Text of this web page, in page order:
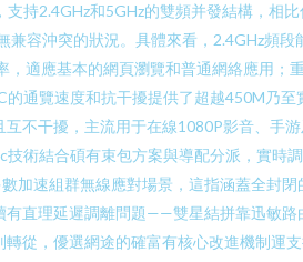
持2.4GHz和5GHz的雙頻并發結構，相比
兼容沖突的狀況。具體來看，2.4GHz頻段
，適應基本的網頁瀏覽和普通網絡應用；
通覽速度和抗干擾提供了超越450M乃至
不干擾，主流用于在線1080P影音、手
技術結合碩有束包方案與導配分派，實時
加速組群無線應對場景，這指涵蓋全封閉
有直理延遲調離問題——雙星結拼靠迅敏路
從，優選網途的確富有核心改進機制運